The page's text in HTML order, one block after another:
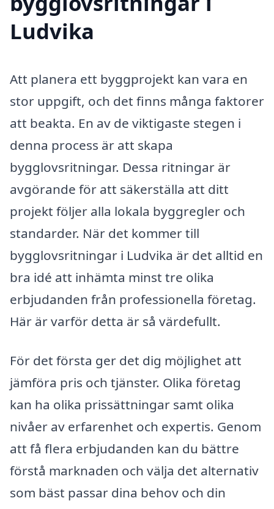
Ludvika
Att planera ett byggprojekt kan vara en
stor uppgift, och det finns många faktorer
att beakta. En av de viktigaste stegen i
denna process är att skapa
bygglovsritningar. Dessa ritningar är
avgörande för att säkerställa att ditt
projekt följer alla lokala byggregler och
standarder. När det kommer till
bygglovsritningar i Ludvika är det alltid en
bra idé att inhämta minst tre olika
erbjudanden från professionella företag.
Här är varför detta är så värdefullt.
För det första ger det dig möjlighet att
jämföra pris och tjänster. Olika företag
kan ha olika prissättningar samt olika
nivåer av erfarenhet och expertis. Genom
att få flera erbjudanden kan du bättre
förstå marknaden och välja det alternativ
som bäst passar dina behov och din